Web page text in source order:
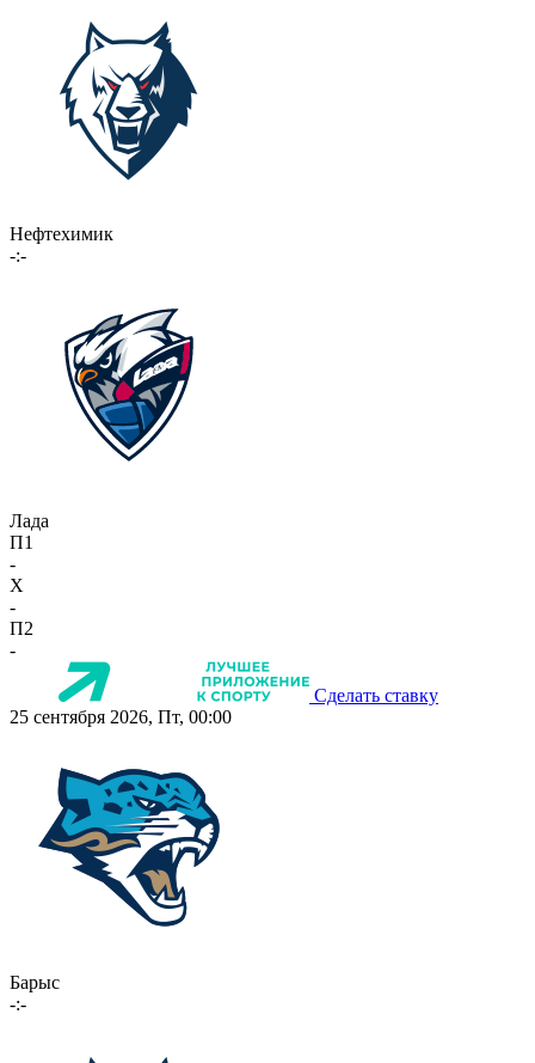
Нефтехимик
-:-
Лада
П1
-
X
-
П2
-
Сделать ставку
25 сентября 2026, Пт, 00:00
Барыс
-:-